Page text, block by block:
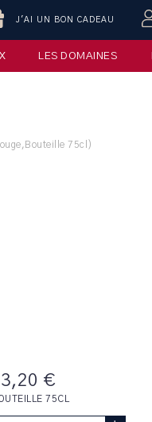
J'AI UN BON CADEAU
LES DOMAINES
75cl)
€
75CL